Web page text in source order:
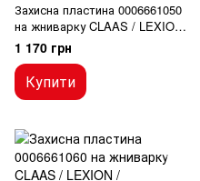
Захисна пластина 0006661050
на жниварку CLAAS / LEXION
/ CATERPILLAR
1 170 грн
Купити